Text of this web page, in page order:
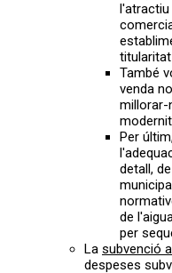
l'atractiu
També
venda
millorar-
Per
detall,
de
per
La subvenció
despeses